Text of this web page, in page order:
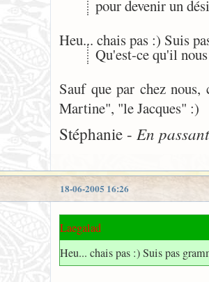
pour devenir un
Heu... chais pas :) Suis
Qu'est-ce qu'il
Sauf que par chez
Martine", "le Jacques" :)
Stéphanie - En
18-06-2005 16:26
Laegalad
Heu... chais pas :) Suis pas